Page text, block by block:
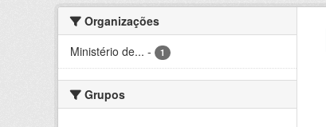
Organizações
Ministério de... - 1
Grupos